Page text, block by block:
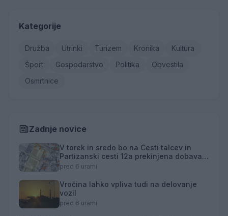
Kategorije
Družba Utrinki Turizem Kronika
Kultura
Šport
Gospodarstvo Politika
Obvestila
Osmrtnice
Zadnje novice
V torek in sredo bo na Cesti talcev in
Partizanski cesti 12a prekinjena dobava
toplotne energije
pred 6 urami
Vročina lahko vpliva tudi na delovanje
vozil
pred 6 urami